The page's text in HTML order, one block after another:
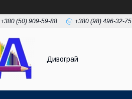
+380 (50) 909-59-88 +380 (98) 496-32-75
Дивограй